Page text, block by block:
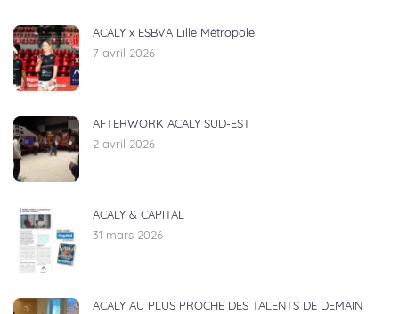
ACALY x ESBVA Lille Métropole
7 avril 2026
AFTERWORK ACALY SUD-EST
2 avril 2026
ACALY & CAPITAL
31 mars 2026
ACALY AU PLUS PROCHE DES TALENTS DE DEMAIN